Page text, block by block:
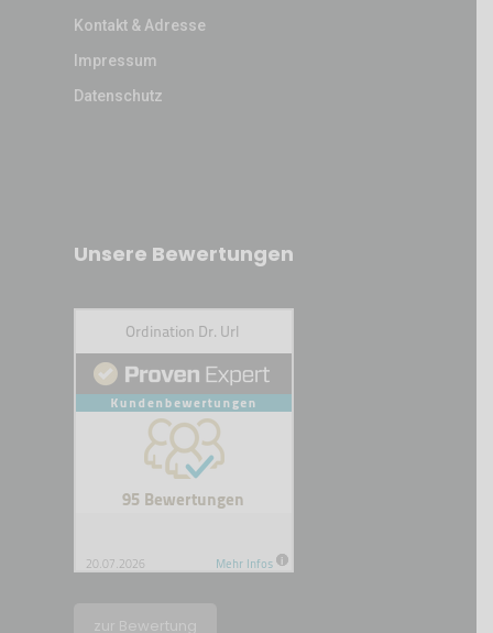
Kontakt & Adresse
Impressum
Datenschutz
Unsere Bewertungen
zur Bewertung
Kundenbewertungen und Erfahrungen zu
SEHR GUT